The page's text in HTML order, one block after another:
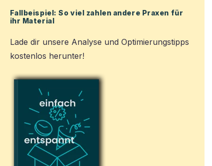
Fallbeispiel: So viel zahlen andere Praxen für
ihr Material
Lade dir unsere Analyse und Optimierungstipps
kostenlos herunter!